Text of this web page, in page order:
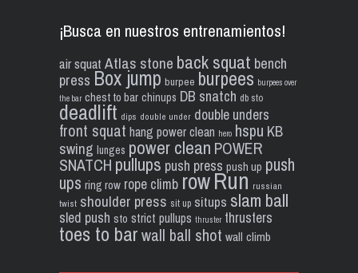
¡Busca en nuestros entrenamientos!
air squat Atlas stone back squat bench
press Box jump burpee burpees burpees over
the bar chest to bar chinups DB snatch db sto
deadlift dips double under double unders
front squat hang power clean hero hspu KB
swing lunges power clean POWER
SNATCH pullups push press push up push
ups ring row rope climb rowRun russian
twist shoulder press sit up situps slam ball
sled push sto strict pullups thruster thrusters
toes to barwall ball shot wall climb